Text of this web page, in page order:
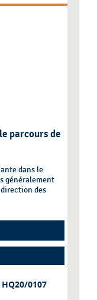
parcours de
dans le
généralement
des
0107